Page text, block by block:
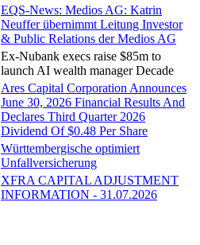
EQS-News: Medios AG: Katrin
Neuffer übernimmt Leitung Investor
& Public Relations der Medios AG
Ex-Nubank execs raise $85m to
launch AI wealth manager Decade
Ares Capital Corporation Announces
June 30, 2026 Financial Results And
Declares Third Quarter 2026
Dividend Of $0.48 Per Share
Württembergische optimiert
Unfallversicherung
XFRA CAPITAL ADJUSTMENT
INFORMATION - 31.07.2026